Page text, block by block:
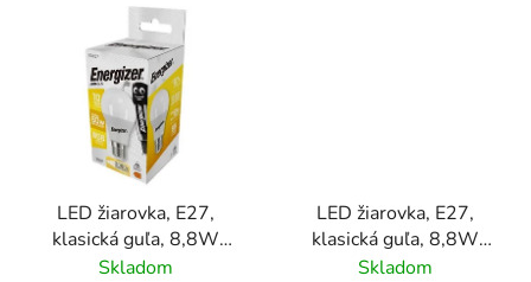
LED žiarovka, E27,
klasická guľa, 8,8W
(60W), 806lm, 3000K,
Skladom
LED žiarovka, E27,
klasická guľa, 8,8W
(60W), 806lm, 4000K,
Skladom